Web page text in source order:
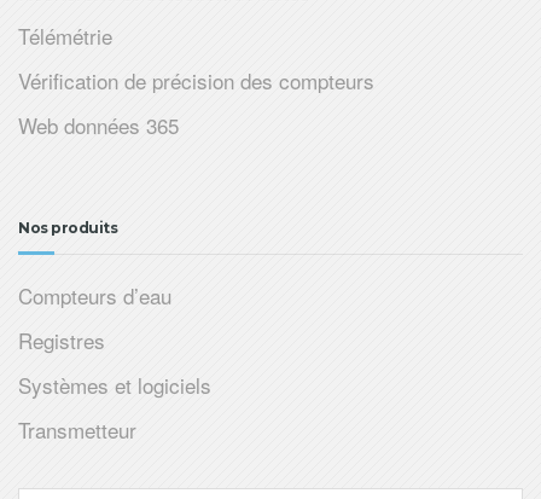
Télémétrie
Vérification de précision des compteurs
Web données 365
Nos produits
Compteurs d’eau
Registres
Systèmes et logiciels
Transmetteur